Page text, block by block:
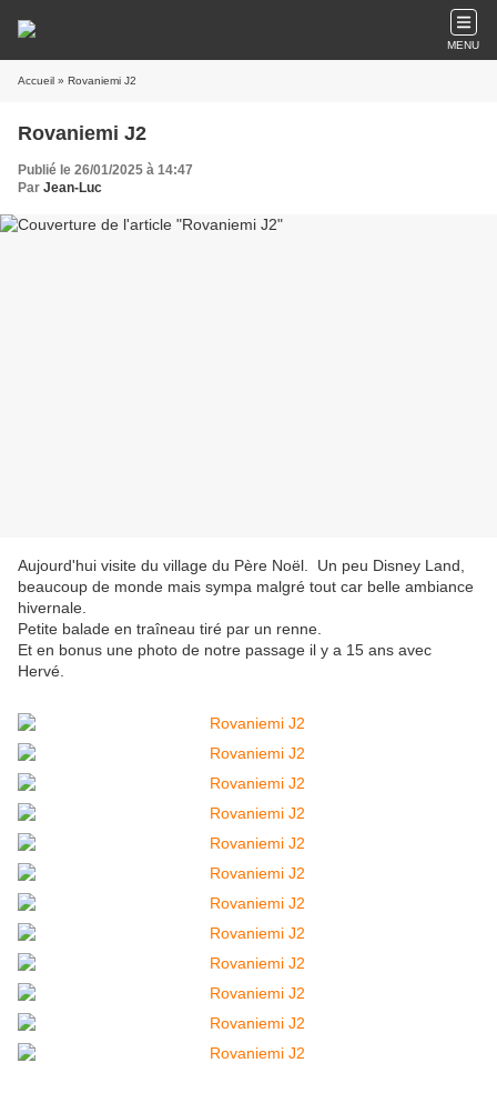
MENU
Accueil » Rovaniemi J2
Rovaniemi J2
Publié le 26/01/2025 à 14:47
Par Jean-Luc
Aujourd'hui visite du village du Père Noël. Un peu Disney Land,
beaucoup de monde mais sympa malgré tout car belle ambiance
hivernale.
Petite balade en traîneau tiré par un renne.
Et en bonus une photo de notre passage il y a 15 ans avec
Hervé.